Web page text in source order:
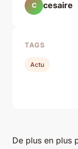
De plus en plus
C cesaire
TAGS
Actu